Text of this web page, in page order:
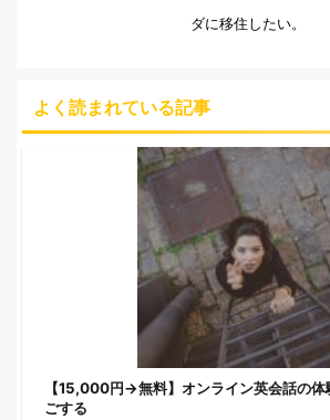
ダに移住したい。
よく読まれている記事
【15,000円→無料】オンライン英会話の体
ごする